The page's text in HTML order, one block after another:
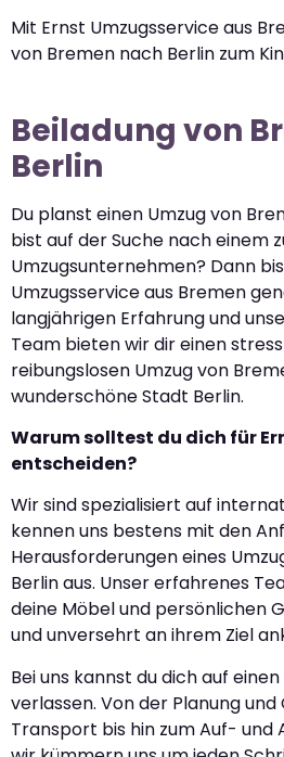
Mit Ernst Umzugsservice aus
von Bremen nach Berlin zum
Beiladung von
Berlin
Du planst einen Umzug von
bist auf der Suche nach einem
Umzugsunternehmen? Dann
Umzugsservice aus Bremen
langjährigen Erfahrung und
Team bieten wir dir einen
reibungslosen Umzug von
wunderschöne Stadt Berlin.
Warum solltest du dich für
entscheiden?
Wir sind spezialisiert auf
kennen uns bestens mit den
Herausforderungen eines
Berlin aus. Unser erfahrenes
deine Möbel und persönlichen
und unversehrt an ihrem Ziel
Bei uns kannst du dich auf
verlassen. Von der Planung
Transport bis hin zum Auf- und